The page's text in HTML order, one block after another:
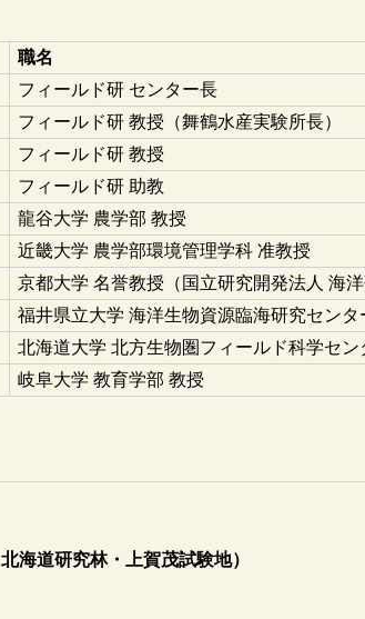
職名
フィールド研 センター長
フィールド研 教授（舞鶴水産実験所長）
フィールド研 教授
フィールド研 助教
龍谷大学 農学部 教授
近畿大学 農学部環境管理学科 准教授
京都大学 名誉教授（国立研究開発法人 海
福井県立大学 海洋生物資源臨海研究セン
北海道大学 北方生物圏フィールド科学セ
岐阜大学 教育学部 教授
海道研究林・上賀茂試験地）